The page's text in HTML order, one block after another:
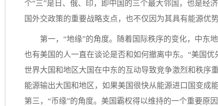
个“三”是日、俄、印，即中国的三个最大邻国，也是经
国外交政策的重要战略支点，也不仅因为其具有能源优
第一，“地缘”的角度。随着国际秩序的变化，中东
也有美国的人一直在谈论是否和如何撤离中东。“美国
世界大国和地区大国在中东的互动导致竞争激烈和秩序
能源输出大国和地区，如果美国很快从能源进口国变成
第三，“币缘”的角度。美国霸权得以维持的一个重要原